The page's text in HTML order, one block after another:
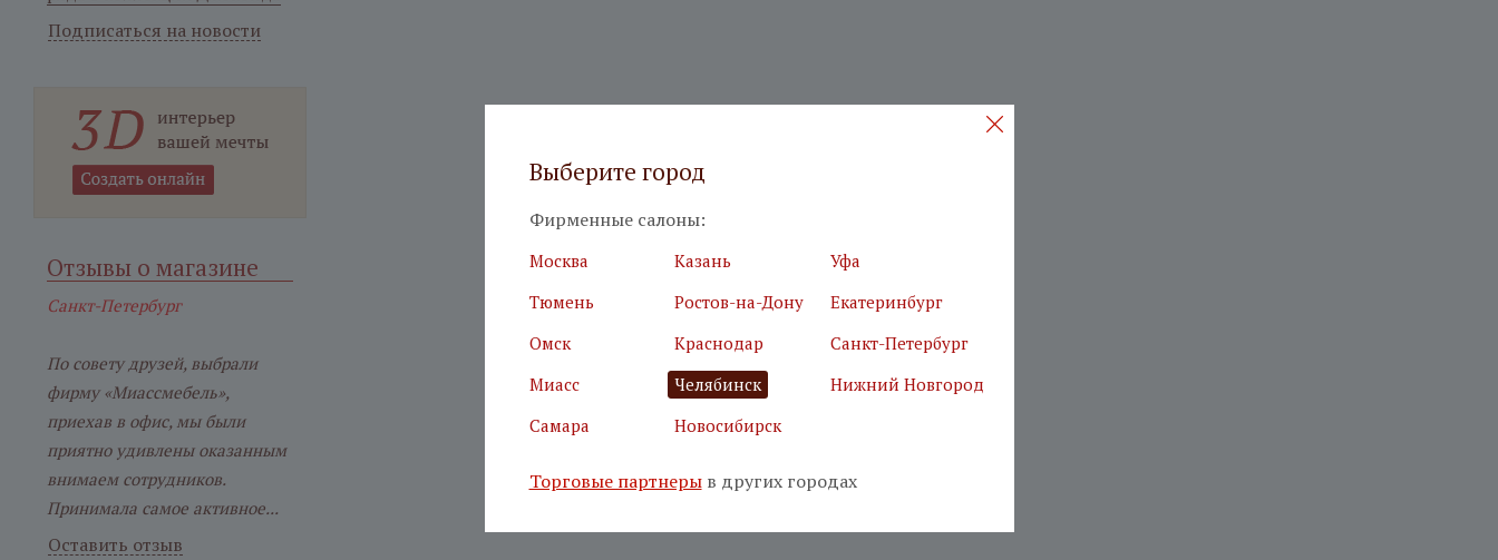
Подписаться на новости
Отзывы о магазине
Санкт-Петербург
По совету друзей, выбрали
фирму «Миассмебель»,
приехав в офис, мы были
приятно удивлены оказанным
внимаем сотрудников.
Принимала самое активное...
Оставить отзыв
Выберите город
Фирменные салоны:
Москва Казань
Уфа
Тюмень
Ростов-на-Дону
Екатеринбург
Омск
Краснодар
Санкт-Петербург
Миасс
Челябинск
Нижний Новгород
Самара
Новосибирск
Торговые партнерыв других городах